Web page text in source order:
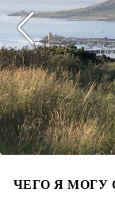
ЧЕГО Я МОГУ